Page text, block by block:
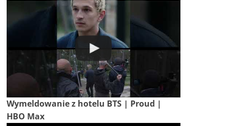
Wymeldowanie z hotelu BTS | Proud |
HBO Max